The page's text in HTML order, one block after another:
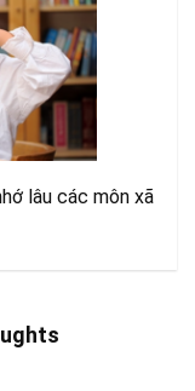
lâu các môn xã